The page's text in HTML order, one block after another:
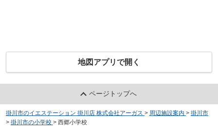
地図アプリで開く
ページトップへ
掛川市のイエステーション 掛川店 株式会社アーガス > 周辺施設案内 > 掛川市
> 掛川市の小学校 > 西郷小学校